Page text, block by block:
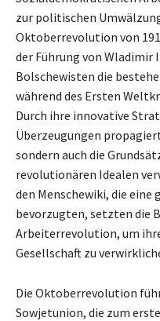
zur politischen
Oktoberrevolution von
der Führung von
Bolschewisten die
während des Ersten
Durch ihre innovative
Überzeugungen
sondern auch die
revolutionären Idealen
den Menschewiki, die
bevorzugten, setzten die
Arbeiterrevolution, um
Gesellschaft zu
Die Oktoberrevolution
Sowjetunion, die zum